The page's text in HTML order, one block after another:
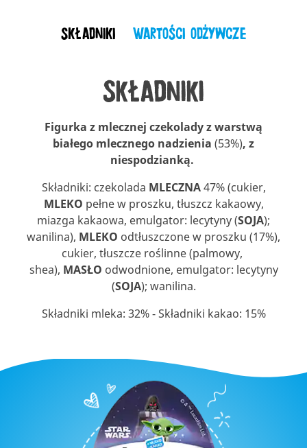
Składniki Wartości odżywcze
Składniki
Figurka z mlecznej czekolady z warstwą
białego mlecznego nadzienia (53%), z
niespodzianką.
Składniki: czekolada MLECZNA47% (cukier,
MLEKO pełne w proszku, tłuszcz kakaowy,
miazga kakaowa, emulgator: lecytyny (SOJA);
wanilina), MLEKO odtłuszczone w proszku (17%),
cukier, tłuszcze roślinne (palmowy,
shea), MASŁO odwodnione, emulgator: lecytyny
(SOJA); wanilina.
Składniki mleka: 32% - Składniki kakao: 15%